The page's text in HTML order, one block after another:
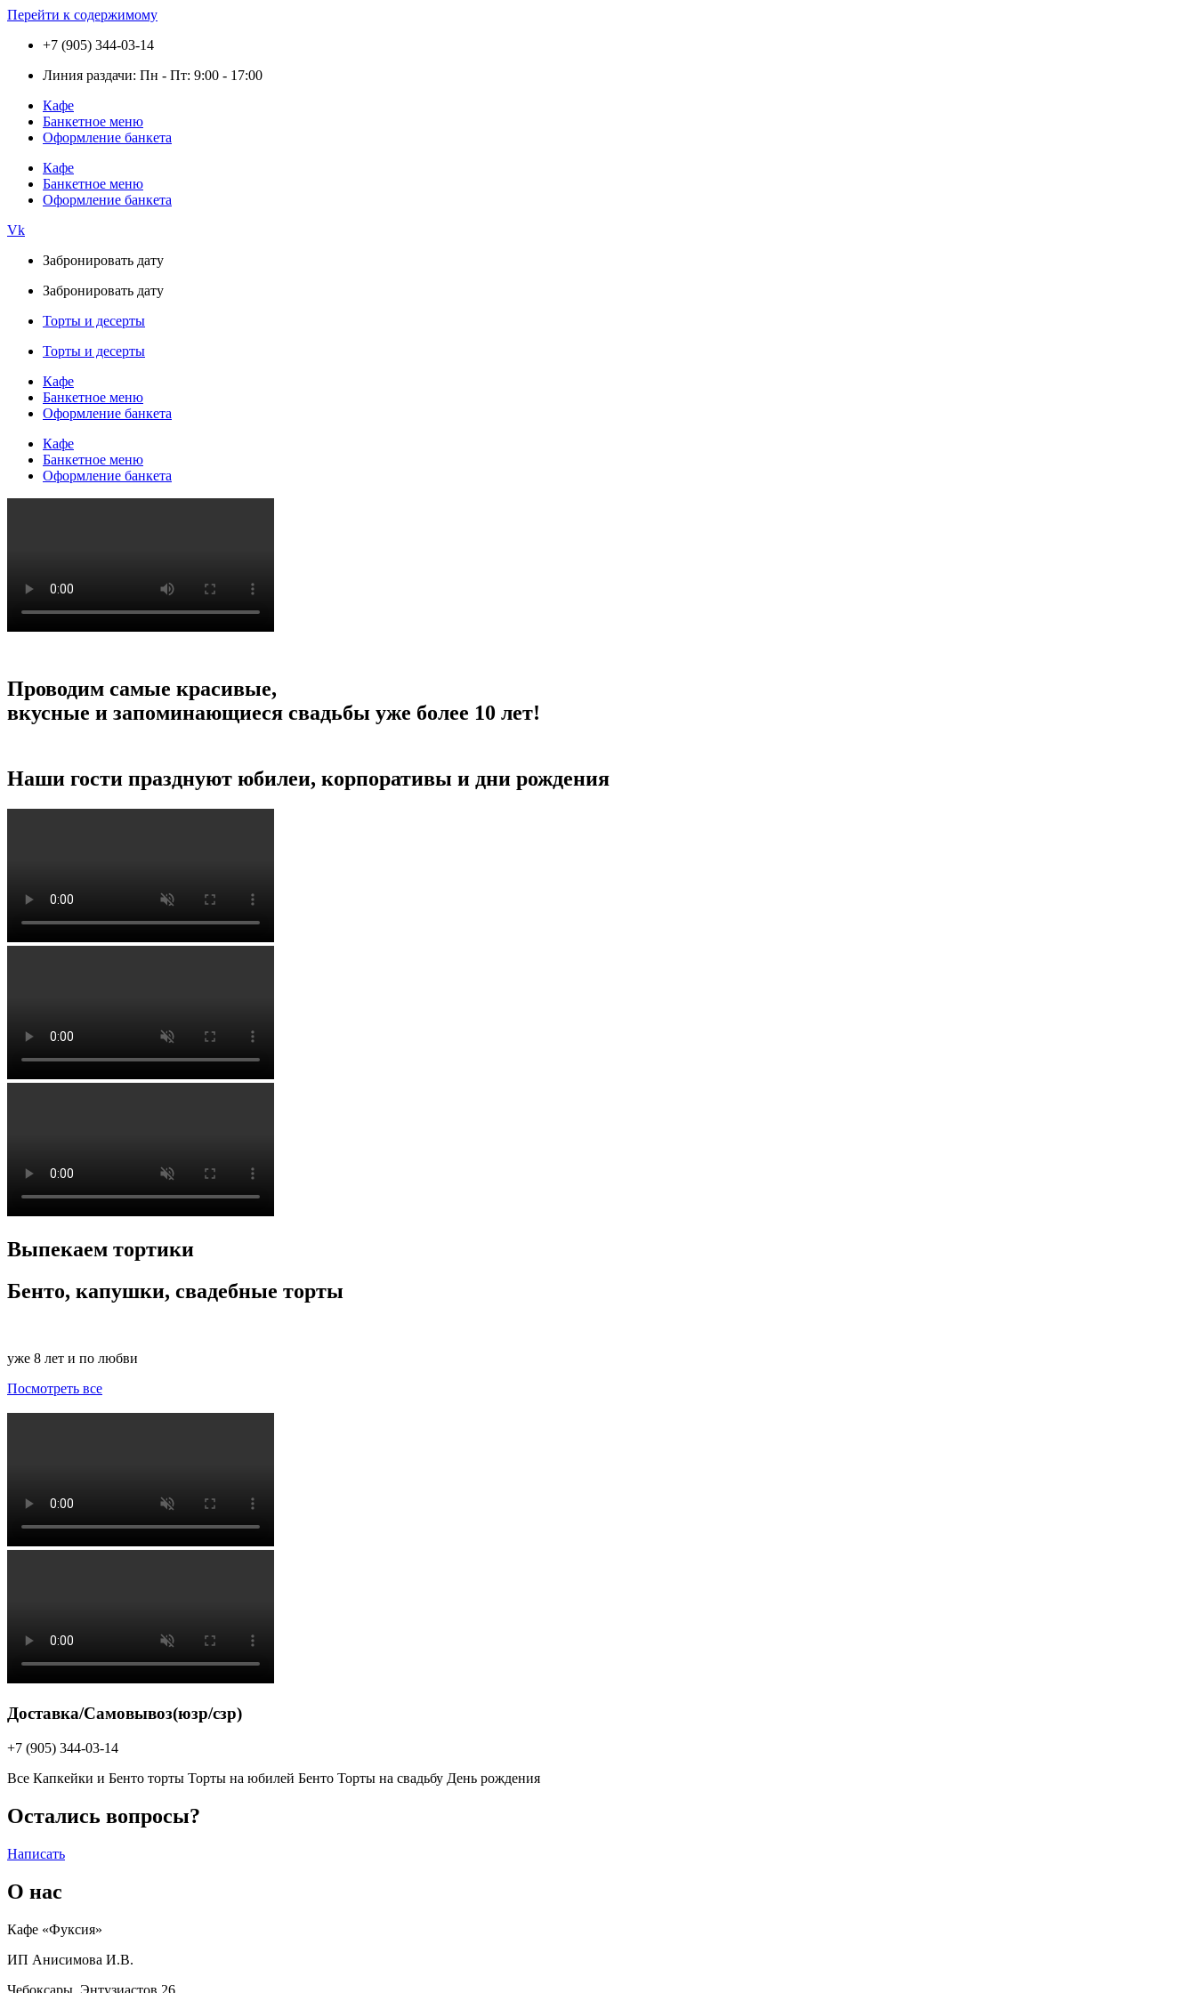
Перейти к содержимому
+7 (905) 344-03-14
Линия раздачи: Пн - Пт: 9:00 - 17:00
Кафе
Банкетное меню
Оформление банкета
Кафе
Банкетное меню
Оформление банкета
Vk
Забронировать дату
Забронировать дату
Торты и десерты
Торты и десерты
Кафе
Банкетное меню
Оформление банкета
Кафе
Банкетное меню
Оформление банкета
Проводим самые красивые,
вкусные и запоминающиеся свадьбы уже более 10 лет!
Наши гости празднуют юбилеи, корпоративы и дни рождения
Выпекаем тортики
Бенто, капушки, свадебные торты
уже 8 лет и по любви
Посмотреть все
Доставка/Самовывоз(юзр/сзр)
+7 (905) 344-03-14
Все Капкейки и Бенто торты Торты на юбилей Бенто Торты на свадьбу День рождения
Остались вопросы?
Написать
О нас
Кафе «Фуксия»
ИП Анисимова И.В.
Чебоксары, Энтузиастов 26